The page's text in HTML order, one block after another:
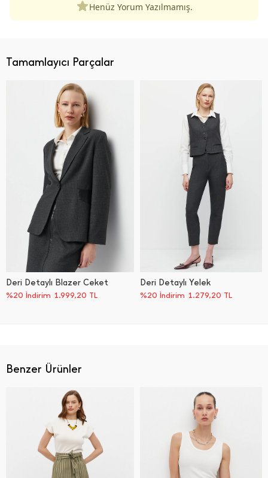
Henüz Yorum Yazılmamış.
Benzer Ürünler
Tamamlayıcı Parçalar
Deri Detaylı Blazer Ceket
%20 İndirim 1.999,20 TL
Deri Detaylı Yelek
%20 İndirim 1.279,20 TL